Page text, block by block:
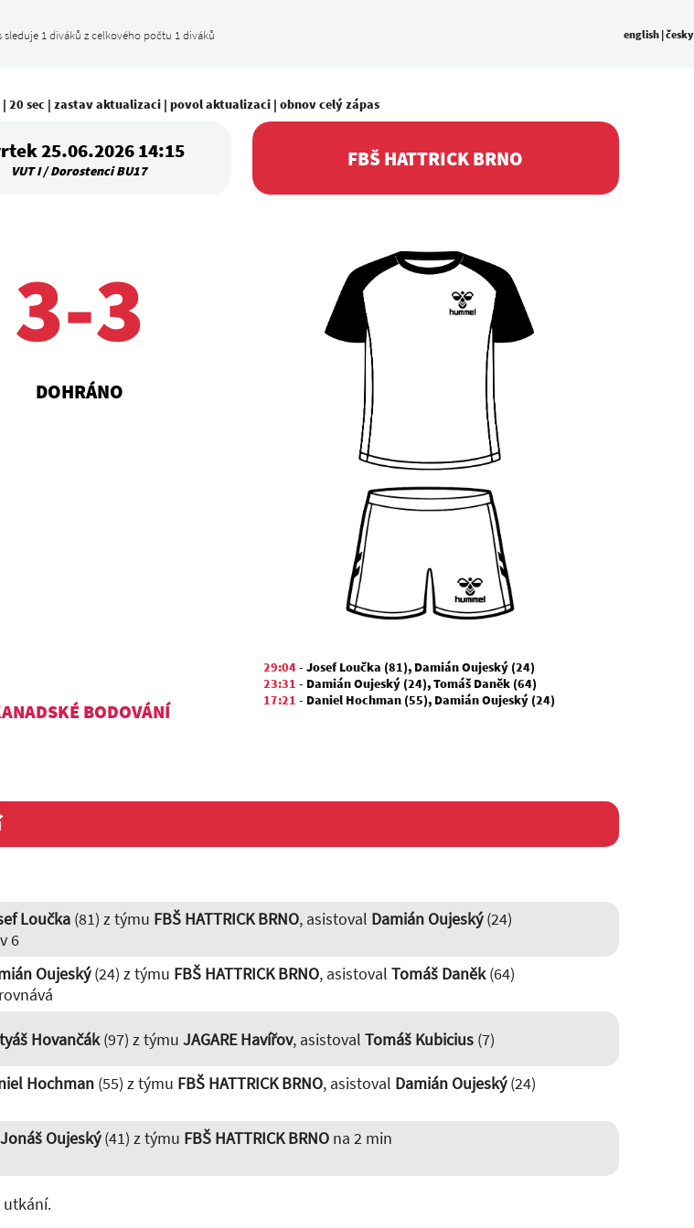
sleduje 1 diváků z celkového počtu 1 diváků english |česky
| 20 sec | zastav aktualizaci| povol aktualizaci| obnov celý zápas
25.06.2026 14:15
VUT I / Dorostenci BU17 FBŠ HATTRICK BRNO
3-3
DOHRÁNO
BODOVÁNÍ
29:04-Josef Loučka (81), Damián Oujeský (24)
23:31 - Damián Oujeský (24),Tomáš Daněk (64)
17:21 - Daniel Hochman (55), Damián Oujeský (24)
Loučka(81) z týmu FBŠ HATTRICK BRNO, asistoval Damián Oujeský(24)
6
Oujeský(24) z týmu FBŠ HATTRICK BRNO, asistoval Tomáš Daněk(64)
Hovančák(97) z týmu JAGARE Havířov, asistoval Tomáš Kubicius(7)
Hochman(55) z týmu FBŠ HATTRICK BRNO, asistoval Damián Oujeský(24)
Jonáš Oujeský(41) z týmu FBŠ HATTRICK BRNOna 2 min
utkání.